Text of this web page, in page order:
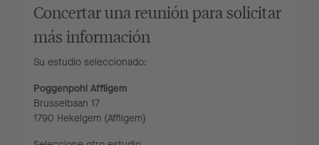
Concertar una reunión para solicitar
más información
Su estudio seleccionado:
Poggenpohl Affligem
Brusselbaan 17
1790 Hekelgem (Affligem)